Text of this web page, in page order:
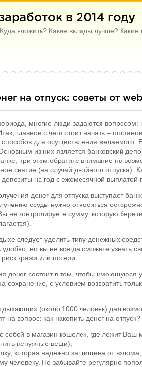
в 2014 году
вложить? Какие вклады лучше?
на отпуск: советы от
многие люди задаются вопросом:
главное с чего стоит начать –
способов для осуществления желаемого.
из них является банковский
при этом обратите внимание на
снятие (на случай двойного отпуска).
на год с ежемесячной выплатой
денег для отпуска выступает
ссуды нужно относиться
не контролируете сумму, которую
следует уделить типу денежных
но вы не всегда сможете узнать
кражи или потери.
денег состоит в том, чтобы имеющуюся
сохранение, с условием возвратить
(около 1000 человек) дал
на вопрос: как накопить денег на
собой в магазин кошелек, где лежит Ваш
ненужные вещи);
которая надежно защищена от
человеку. Не забывайте регулярно